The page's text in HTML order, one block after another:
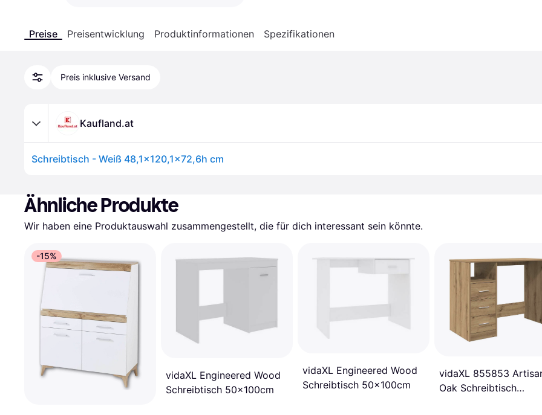
Preise Preisentwicklung Produktinformationen Spezifikationen
Preis inklusive Versand
Kaufland.at
Schreibtisch - Weiß 48,1x120,1x72,6h cm
Ähnliche Produkte
Wir haben eine Produktauswahl zusammengestellt, die für dich interessant sein könnte.
-15%
vidaXL Engineered Wood
Schreibtisch 50x100cm
vidaXL Engineered Wood
Schreibtisch 50x100cm
vidaXL 855853
Oak Schreibtisch